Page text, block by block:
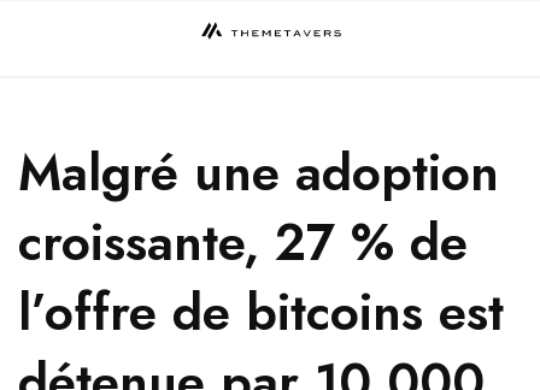
Malgré une adoption
croissante, 27 % de
l’offre de bitcoins est